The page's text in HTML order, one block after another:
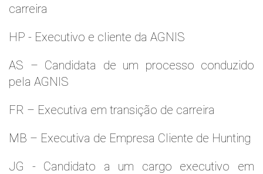
carreira
HP - Executivo e cliente da AGNIS
AS – Candidata de um processo conduzido
pela AGNIS
FR – Executiva em transição de carreira
MB – Executiva de Empresa Cliente de Hunting
JG - Candidato a um cargo executivo em